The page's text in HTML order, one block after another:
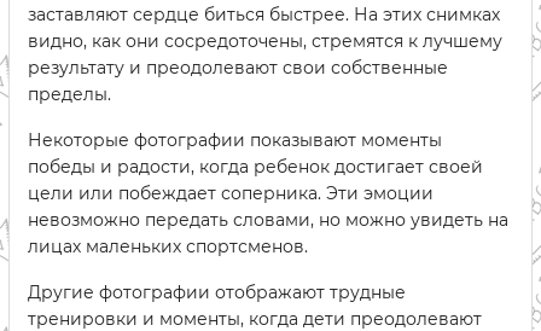
заставляют сердце биться быстрее. На этих снимках
видно, как они сосредоточены, стремятся к лучшему
результату и преодолевают свои собственные
пределы.
Некоторые фотографии показывают моменты
победы и радости, когда ребенок достигает своей
цели или побеждает соперника. Эти эмоции
невозможно передать словами, но можно увидеть на
лицах маленьких спортсменов.
Другие фотографии отображают трудные
тренировки и моменты, когда дети преодолевают